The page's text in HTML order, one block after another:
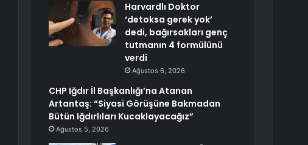
Harvardlı Doktor
‘detoksa gerek yok’
dedi, bağırsakları genç
tutmanın 4 formülünü
verdi
Ağustos 6, 2026
CHP Iğdır İl Başkanlığı’na Atanan
Artantaş: “Siyasi Görüşüne Bakmadan
Bütün Iğdırlıları Kucaklayacağız”
Ağustos 5, 2026